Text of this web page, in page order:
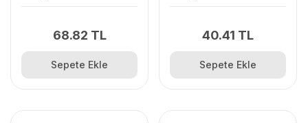
68.82 TL
Sepete Ekle
40.41 TL
Sepete Ekle